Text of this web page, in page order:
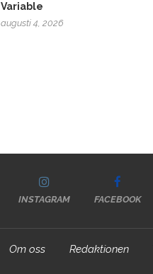
Variable
augusti 4, 2026
INSTAGRAM FACEBOOK
Om oss Redaktionen